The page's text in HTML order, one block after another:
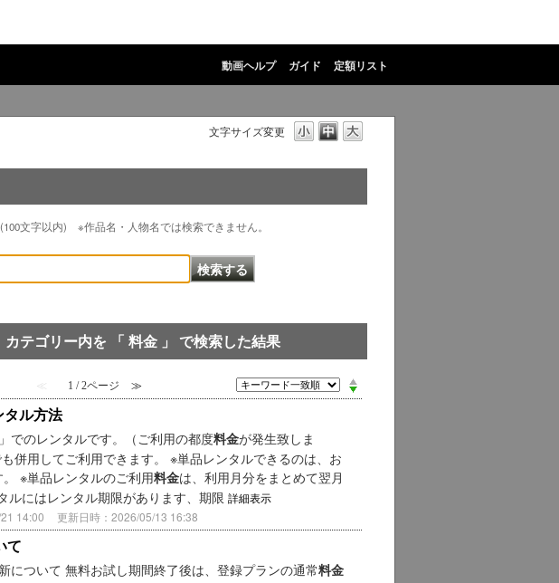
動画ヘルプ ガイド 定額リスト
文字サイズ変更
文字以内) ※作品名・人物名では検索できません。
カテゴリー内を 「 料金 」 で検索した結果
≪ 1 / 2ページ ≫
ル方法
でのレンタルです。（ご利用の都度料金が発生致しま
併用してご利用できます。 ※単品レンタルできるのは、お
※単品レンタルのご利用料金は、利用月分をまとめて翌月
ルにはレンタル期限があります、期限 詳細表示
14:00 更新日時：2026/05/13 16:38
て
について 無料お試し期間終了後は、登録プランの通常料金